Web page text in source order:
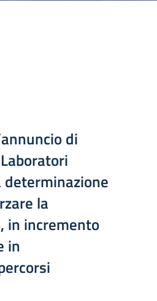
di
Laboratori
determinazione
la
in incremento
in